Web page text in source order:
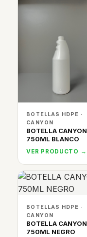
BOTELLAS HDPE ·
CANYON
BOTELLA CANYON
750ML BLANCO
VER PRODUCTO →
BOTELLAS HDPE ·
CANYON
BOTELLA CANYON
750ML NEGRO